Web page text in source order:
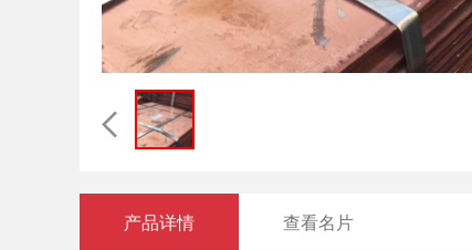
产品详情 查看名片